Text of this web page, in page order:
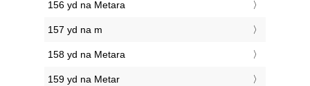
156 yd na Metara
157 yd na m
158 yd na Metara
159 yd na Metar